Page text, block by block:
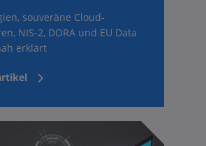
souveräne Cloud-
NIS-2, DORA und EU Data
erklärt